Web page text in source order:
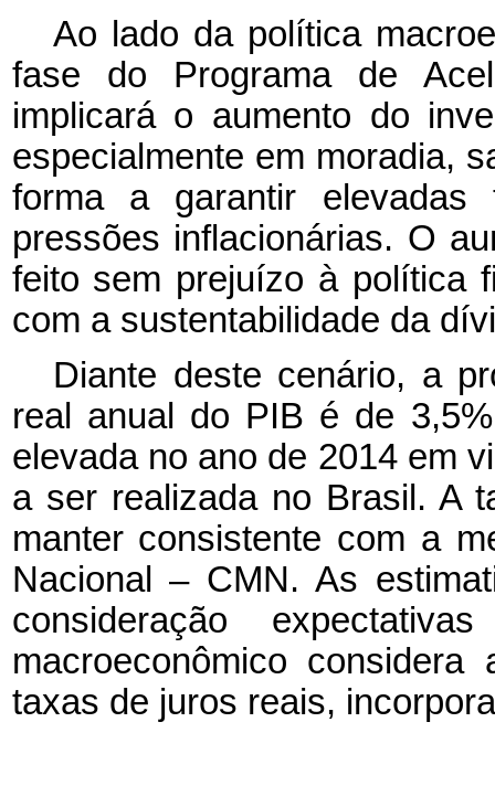
Ao lado da política
fase do Programa de
implicará o aumento do
especialmente em moradia,
forma a garantir
pressões inflacionárias. O
feito sem prejuízo à política
com a sustentabilidade da
Diante deste cenário, a
real anual do PIB é de
elevada no ano de 2014 em
a ser realizada no Brasil. A
manter consistente com a
Nacional – CMN. As
consideração
macroeconômico
taxas de juros reais,